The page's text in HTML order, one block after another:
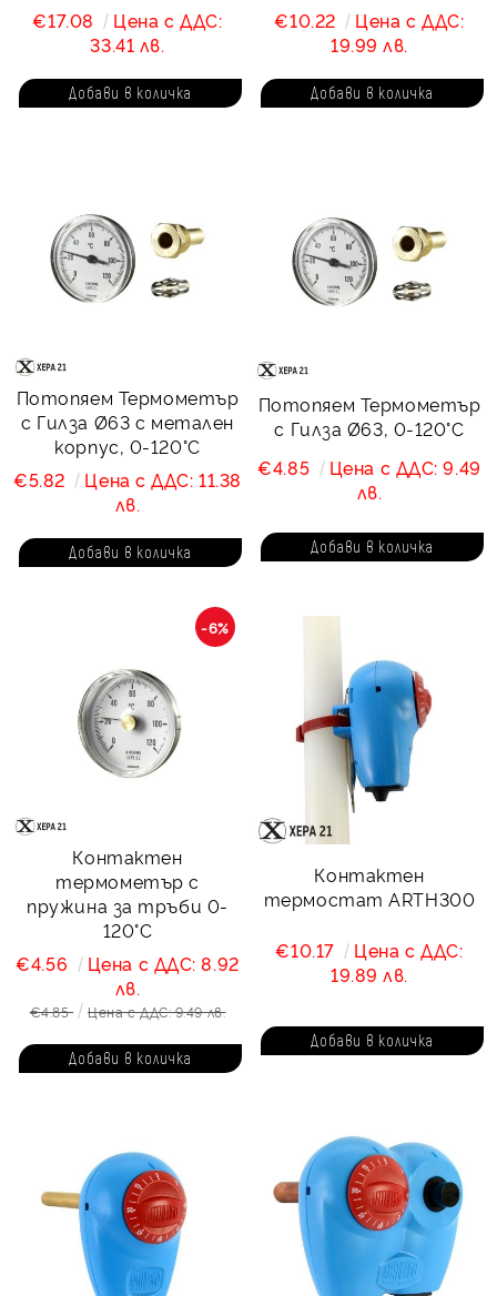
€17.08
Цена с ДДС:
33.41 лв.
€10.22
Цена с ДДС:
19.99 лв.
Потопяем Термометър
с Гилза Ø63 с метален
корпус, 0-120°C
€5.82
Цена с ДДС: 11.38
лв.
Потопяем Термометър
с Гилза Ø63, 0-120°C
€4.85
Цена с ДДС: 9.49
лв.
Контактен
термометър с
пружина за тръби 0-
120°С
-6%
€4.56
Цена с ДДС: 8.92
лв.
€4.85 Цена с ДДС: 9.49 лв.
Контактен
термостат ARTH300
€10.17
Цена с ДДС:
19.89 лв.